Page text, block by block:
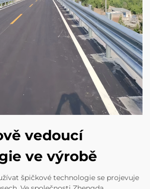
vedoucí
ve výrobě
špičkové technologie se projevuje